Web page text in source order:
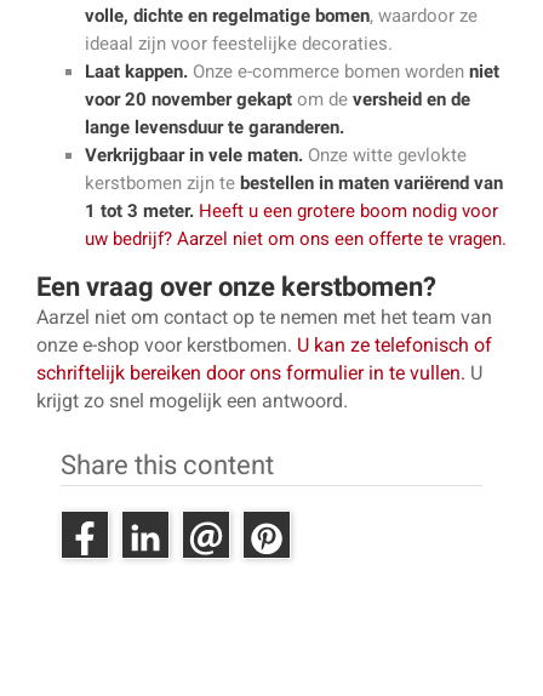
volle, dichte en regelmatige bomen, waardoor ze
ideaal zijn voor feestelijke decoraties.
Laat kappen. Onze e-commerce bomen worden niet
voor 20 november gekapt om de versheid en de
lange levensduur te garanderen.
Verkrijgbaar in vele maten. Onze witte gevlokte
kerstbomen zijn te bestellen in maten variërend van
1 tot 3 meter. Heeft u een grotere boom nodig voor
uw bedrijf? Aarzel niet om ons een offerte te vragen.
Een vraag over onze kerstbomen?
Aarzel niet om contact op te nemen met het team van
onze e-shop voor kerstbomen. U kan ze telefonisch of
schriftelijk bereiken door ons formulier in te vullen. U
krijgt zo snel mogelijk een antwoord.
Share this content